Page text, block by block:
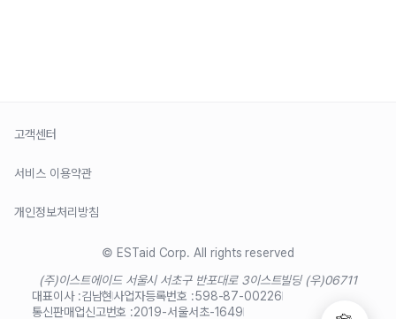
고객센터
서비스 이용약관
개인정보처리방침
© ESTaid Corp. All rights reserved
(주)이스트에이드 서울시 서초구 반포대로 3이스트빌딩 (우)06711
대표이사 :김남현사업자등록번호 :598-87-00226
통신판매업신고번호 :2019-서울서초-1649